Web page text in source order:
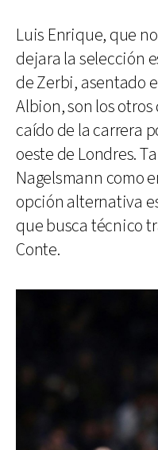
Luis Enrique, que
dejara la selección
de Zerbi, asentado
Albion, son los
caído de la carrera
oeste de Londres.
Nagelsmann como
opción alternativa
que busca técnico
Conte.